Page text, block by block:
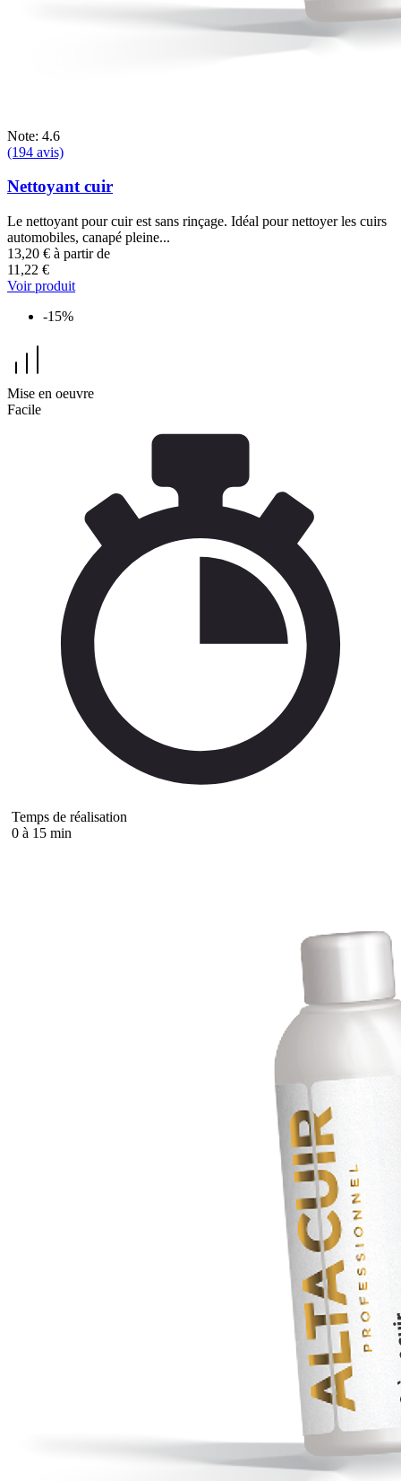
Note: 4.6
(194 avis)
Nettoyant cuir
Le nettoyant pour cuir est sans rinçage. Idéal pour nettoyer les cuirs
automobiles, canapé pleine...
13,20 € à partir de
11,22 €
Voir produit
-15%
Mise en oeuvre
Facile
Temps de réalisation
0 à 15 min